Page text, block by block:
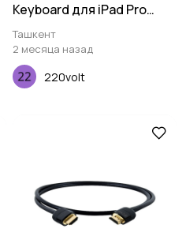
Keyboard для iPad Pro
12,9" (2020)
Ташкент
2 месяца назад
220volt